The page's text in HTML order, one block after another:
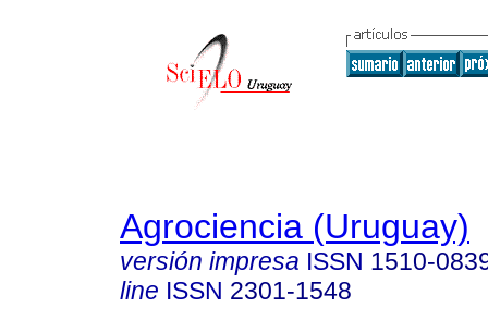
Agrociencia (Uruguay)
versión impresa ISSN 1510-
line ISSN 2301-1548